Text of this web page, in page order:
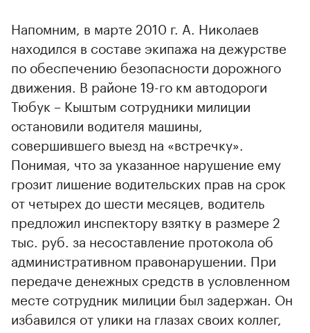
Напомним, в марте 2010 г. А. Николаев
находился в составе экипажа на дежурстве
по обеспечению безопасности дорожного
движения. В районе 19-го км автодороги
Тюбук – Кыштым сотрудники милиции
остановили водителя машины,
совершившего выезд на «встречку».
Понимая, что за указанное нарушение ему
грозит лишение водительских прав на срок
от четырех до шести месяцев, водитель
предложил инспектору взятку в размере 2
тыс. руб. за несоставление протокола об
административном правонарушении. При
передаче денежных средств в условленном
месте сотрудник милиции был задержан. Он
избавился от улики на глазах своих коллег,